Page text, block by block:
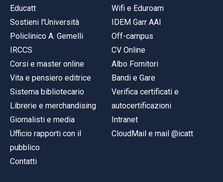
Educatt
Sostieni l'Università
Policlinico A. Gemelli
IRCCS
Corsi e master online
Vita e pensiero editrice
Sistema bibliotecario
Librerie e merchandising
Giornalisti e media
Ufficio rapporti con il
pubblico
Contatti
Wifi e Eduroam
IDEM Garr AAI
Off-campus
CV Online
Albo Fornitori
Bandi e Gare
Verifica certificati e
autocertificazioni
Intranet
CloudMail e mail @icatt